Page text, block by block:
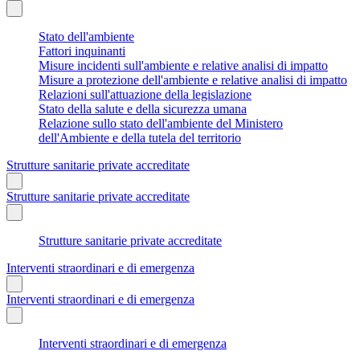
Stato dell'ambiente
Fattori inquinanti
Misure incidenti sull'ambiente e relative analisi di impatto
Misure a protezione dell'ambiente e relative analisi di impatto
Relazioni sull'attuazione della legislazione
Stato della salute e della sicurezza umana
Relazione sullo stato dell'ambiente del Ministero
dell'Ambiente e della tutela del territorio
Strutture sanitarie private accreditate
Strutture sanitarie private accreditate
Strutture sanitarie private accreditate
Interventi straordinari e di emergenza
Interventi straordinari e di emergenza
Interventi straordinari e di emergenza